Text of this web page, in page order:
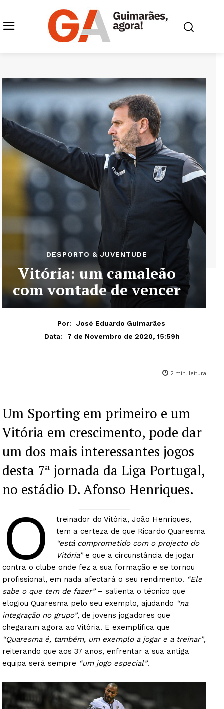
DESPORTO & JUVENTUDE
Vitória: um camaleão
com vontade de vencer
Por:
José Eduardo Guimarães
Data:
7 de Novembro de 2020, 15:59h
2 min. leitura
Um Sporting em primeiro e um
Vitória em crescimento, pode dar
um dos mais interessantes jogos
desta 7ª jornada da Liga Portugal,
no estádio D. Afonso Henriques.
O
treinador do Vitória, João Henriques,
tem a certeza de que Ricardo Quaresma
“está comprometido com o projecto do
Vitória”e que a circunstância de jogar
contra o clube onde fez a sua formação e se tornou
profissional, em nada afectará o seu rendimento. “Ele
sabe o que tem de fazer”– salienta o técnico que
elogiou Quaresma pelo seu exemplo, ajudando “na
integração no grupo”, de jovens jogadores que
chegaram agora ao Vitória. E exemplifica que
“Quaresma é, também, um exemplo a jogar e a treinar”,
reiterando que aos 37 anos, enfrentar a sua antiga
equipa será sempre “um jogo especial”.